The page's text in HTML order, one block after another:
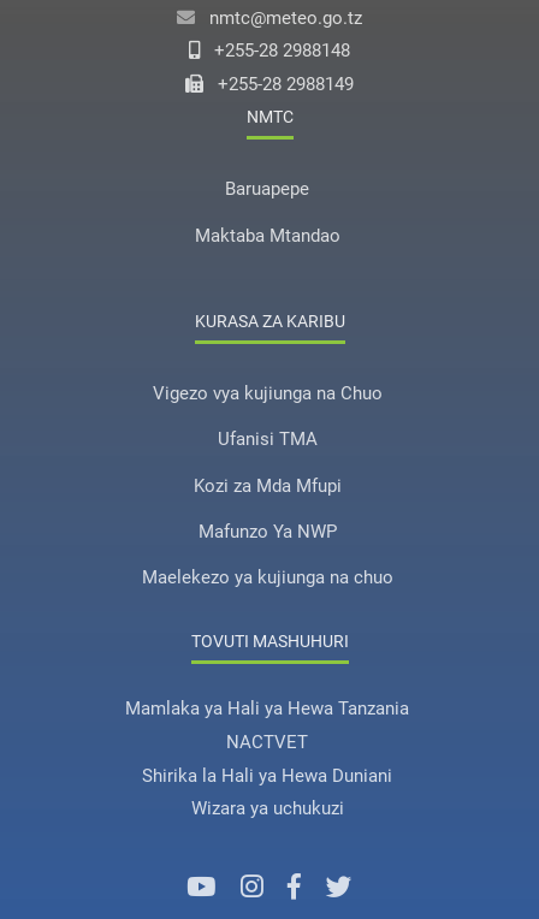
nmtc@meteo.go.tz
+255-28 2988148
+255-28 2988149
NMTC
Baruapepe
Maktaba Mtandao
KURASA ZA KARIBU
Vigezo vya kujiunga na Chuo
Ufanisi TMA
Kozi za Mda Mfupi
Mafunzo Ya NWP
Maelekezo ya kujiunga na chuo
TOVUTI MASHUHURI
Mamlaka ya Hali ya Hewa Tanzania
NACTVET
Shirika la Hali ya Hewa Duniani
Wizara ya uchukuzi